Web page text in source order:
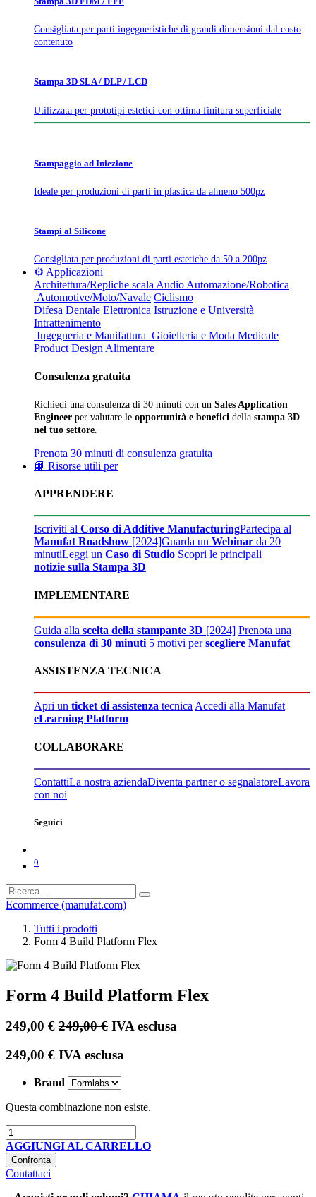
Consigliata per parti ingegneristiche di grandi dimensioni dal costo
contenuto
Stampa 3D SLA / DLP / LCD
Utilizzata per prototipi estetici con ottima finitura superficiale
Stampaggio ad Iniezione
Ideale per produzioni di parti in plastica da almeno 500pz
Stampi al Silicone
Consigliata per produzioni di parti estetiche da 50 a 200pz
⚙️ Applicazioni
Architettura/Repliche scala Audio Automazione/Robotica
Automotive/Moto/Navale Ciclismo
Difesa Dentale Elettronica Istruzione e Università
Intrattenimento
Ingegneria e Manifattura Gioielleria e Moda Medicale
Product Design Alimentare
Consulenza gratuita
Richiedi una consulenza di 30 minuti con un Sales Application
Engineer per valutare le opportunità e benefici della stampa 3D
nel tuo settore
Prenota 30 minuti di consulenza gratuita
📙 Risorse utili per
APPRENDERE
Iscriviti al Corso di Additive ManufacturingPartecipa al
Manufat Roadshow [2024]Guarda un Webinar da 20
minutiLeggi un Caso di Studio Scopri le principali
notizie sulla Stampa 3D
IMPLEMENTARE
Guida alla scelta della stampante 3D [2024] Prenota una
consulenza di 30 minuti 5 motivi perscegliere Manufat
ASSISTENZA TECNICA
Apri un ticket di assistenza tecnicaAccedi alla Manufat
eLearning Platform
COLLABORARE
ContattiLa nostra aziendaDiventa partner o segnalatoreLavora
con noi
Seguici
0
Ecommerce (manufat.com)
Tutti i prodotti
Form 4 Build Platform Flex
Form 4 Build Platform Flex
249,00 € 249,00€ IVA esclusa
249,00 € IVA esclusa
Brand
Questa combinazione non esiste.
AGGIUNGI AL CARRELLO
Confronta
Contattaci